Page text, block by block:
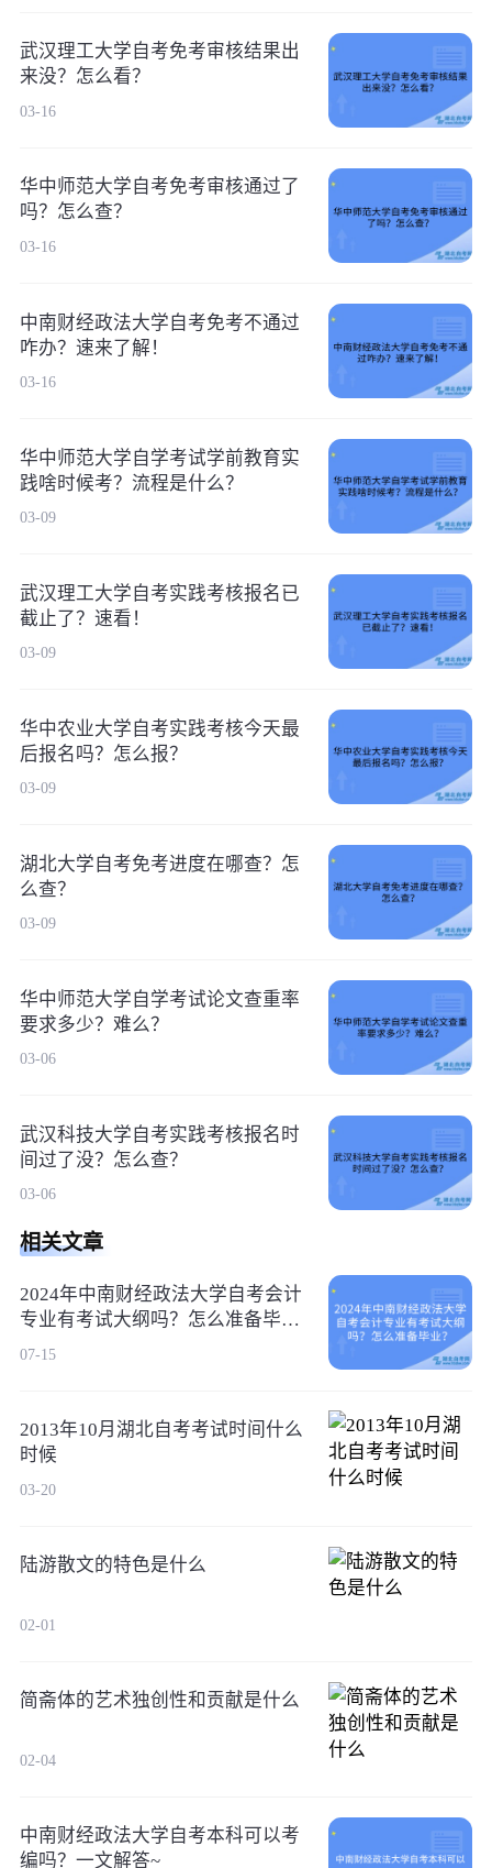
武汉理工大学自考免考审核结果出
来没？怎么看？
03-16
华中师范大学自考免考审核通过了
吗？怎么查？
03-16
中南财经政法大学自考免考不通过
咋办？速来了解！
03-16
华中师范大学自学考试学前教育实
践啥时候考？流程是什么？
03-09
武汉理工大学自考实践考核报名已
截止了？速看！
03-09
华中农业大学自考实践考核今天最
后报名吗？怎么报？
03-09
湖北大学自考免考进度在哪查？怎
么查？
03-09
华中师范大学自学考试论文查重率
要求多少？难么？
03-06
武汉科技大学自考实践考核报名时
间过了没？怎么查？
03-06
相关文章
2024年中南财经政法大学自考会计
专业有考试大纲吗？怎么准备毕
业？
07-15
2013年10月湖北自考考试时间什么
时候
03-20
陆游散文的特色是什么
02-01
简斋体的艺术独创性和贡献是什么
02-04
中南财经政法大学自考本科可以考
编吗？一文解答~